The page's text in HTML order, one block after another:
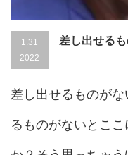
1.31
2022
差し出せる
差し出せるものが
るものがないとこ